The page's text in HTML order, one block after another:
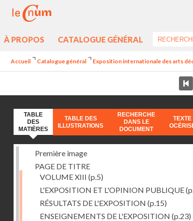
À PROPOS CATALOGUE GÉNÉRAL
Accueil Catalogue général Exposition internationale des arts
TABLE
DES
MATIÈRES
TABLE DES
ILLUSTRATIONS
RECHERCHE
DANS LE
DOCUMENT
TEXTE
Première image
PAGE DE TITRE
VOLUME XIII (p.5)
L'EXPOSITION ET L'OPINION PUBLIQUE
RÉSULTATS DE L'EXPOSITION (p.15)
ENSEIGNEMENTS DE L'EXPOSITION (p.23)